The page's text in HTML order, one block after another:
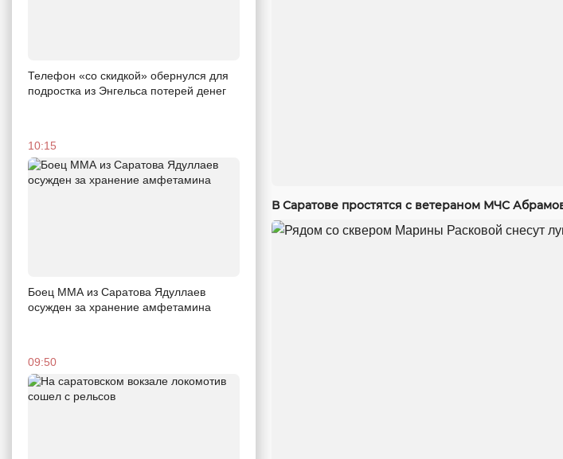
Телефон «со скидкой» обернулся для
подростка из Энгельса потерей денег
10:15
Боец ММА из Саратова Ядуллаев
осужден за хранение амфетамина
09:50
В Саратове простятся с ветераном МЧС